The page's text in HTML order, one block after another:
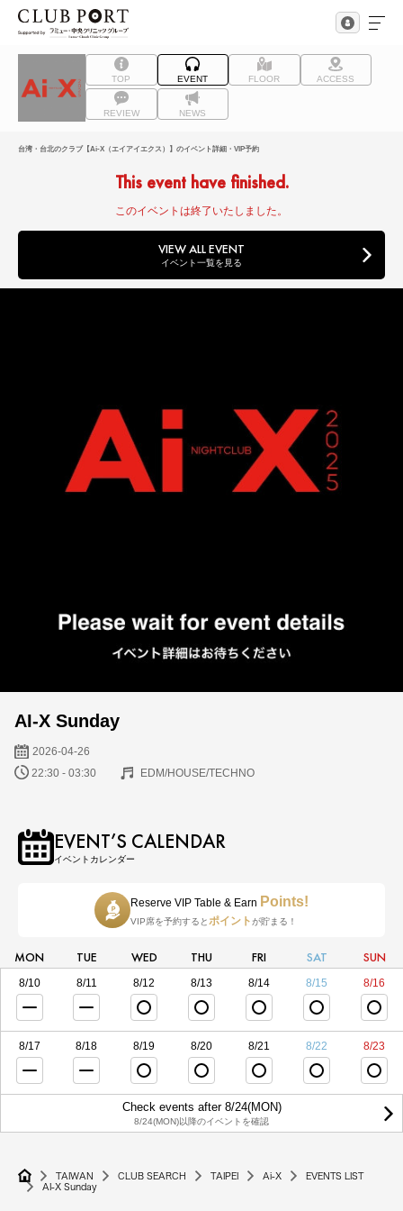
TOP EVENT FLOOR ACCESS
REVIEW NEWS
台湾・台北のクラブ【Ai-X（エイアイエクス）】のイベント詳細・VIP予約
This event have finished.
このイベントは終了いたしました。
VIEW ALL EVENT
イベント一覧を見る
AI-X Sunday
2026-04-26
22:30 - 03:30 EDM/HOUSE/TECHNO
EVENT’S CALENDAR
イベントカレンダー
Reserve VIP Table & Earn Points!
VIP席を予約すると ポイント が貯まる！
MON TUE WED THU FRI SAT SUN
8/10 8/11 8/12 8/13 8/14 8/15 8/16
8/17 8/18 8/19 8/20 8/21 8/22 8/23
Check events after 8/24(MON)
8/24(MON)以降のイベントを確認
TAIWAN CLUB SEARCH TAIPEI Ai-X
EVENTS LIST
AI-X Sunday